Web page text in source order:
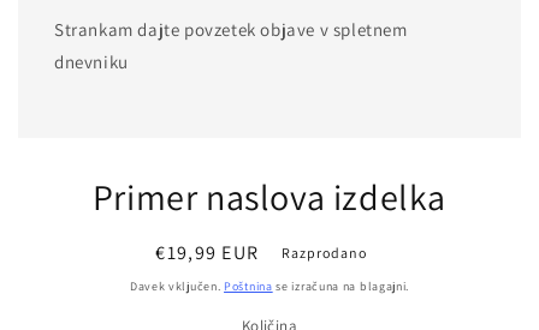
Strankam dajte povzetek objave v spletnem
dnevniku
Primer naslova izdelka
Običajna
cena
€19,99 EUR Razprodano
Davek vključen. Poštnina se izračuna na blagajni.
Količina